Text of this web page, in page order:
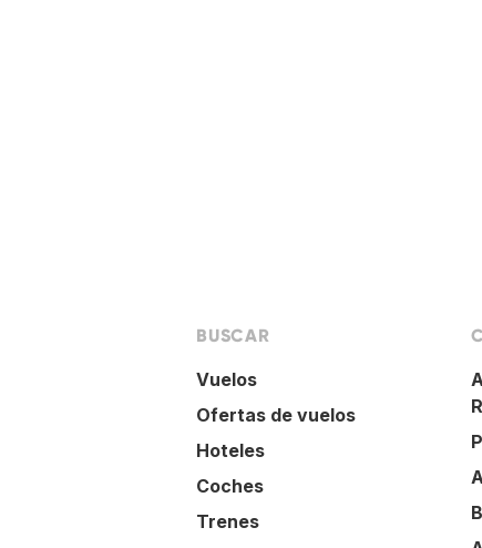
BUSCAR
Vuelos
Ofertas de vuelos
Hoteles
Coches
Trenes